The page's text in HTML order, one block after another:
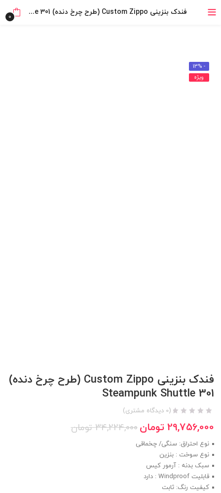
خرید قسطی با ترب‌پی فندک بنزینی Custom Zippo (طرح چرخ دنده) Steampunk Shuttle 301 0
- 13%
ویژه
فندک بنزینی Custom Zippo (طرح چرخ دنده)
Steampunk Shuttle 301
(
0 دیدگاه مشتری)
29,756,000 تومان 34,224,000 تومان
نوع احتراق: سنگی/ چخماقی
نوع سوخت : بنزین
سبک بدنه : آرمور کیس
قابلیت Windproof : دارد
کیفیت رنگ: ثابت